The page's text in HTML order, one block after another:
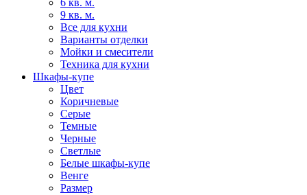
6 кв. м.
9 кв. м.
Все для кухни
Варианты отделки
Мойки и смесители
Техника для кухни
Шкафы-купе
Цвет
Коричневые
Серые
Темные
Черные
Светлые
Белые шкафы-купе
Венге
Размер